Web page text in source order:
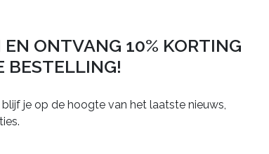
EN ONTVANG 10% KORTING
BESTELLING!
je op de hoogte van het laatste nieuws,